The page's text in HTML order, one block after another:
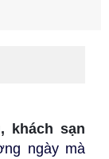
khách sạn
ngày mà